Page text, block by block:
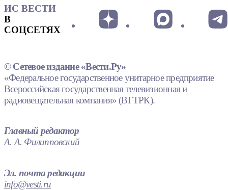
ИС ВЕСТИ
В
СОЦСЕТЯХ
© Сетевое издание «Вести.Ру»
«Федеральное государственное унитарное предприятие
Всероссийская государственная телевизионная и
радиовещательная компания» (ВГТРК).
Главный редактор
А. А. Филипповский
Эл. почта редакции
info@vesti.ru